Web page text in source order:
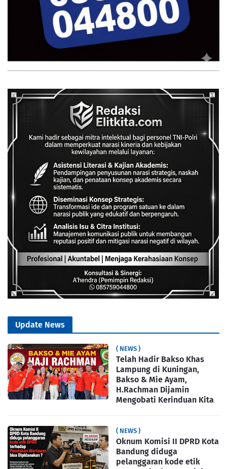
Update News
( NEWS )
Telah Hadir Bakso Khas
Lampung di Kuningan,
Bakso & Mie Ayam,
H.Rachman Dijamin
Mengobati Kerinduan Kita
( NEWS )
Oknum Komisi II DPRD Kota
Bandung diduga
pelanggaran kode etik